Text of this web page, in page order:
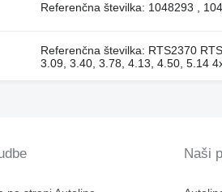
Referenčna številka: 1048293 ,
Referenčna številka: RTS2370
3.09, 3.40, 3.78, 4.13, 4.50, 5.14
Naši